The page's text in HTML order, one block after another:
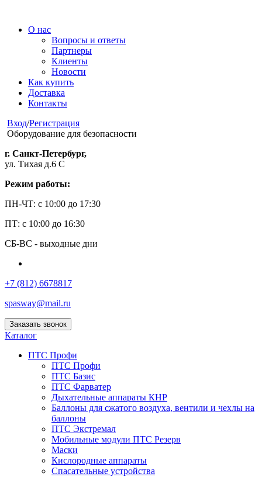
О нас
Вопросы и ответы
Партнеры
Клиенты
Новости
Как купить
Доставка
Контакты
Вход/Регистрация
Оборудование для безопасности
г. Санкт-Петербург,
ул. Тихая д.6 С
Режим работы:
ПН-ЧТ: с 10:00 до 17:30
ПТ: с 10:00 до 16:30
СБ-ВС - выходные дни
+7 (812) 6678817
spasway@mail.ru
Заказать звонок
Каталог
ПТС Профи
ПТС Профи
ПТС Базис
ПТС Фарватер
Дыхательные аппараты КНР
Баллоны для сжатого воздуха, вентили и чехлы на
баллоны
ПТС Экстремал
Мобильные модули ПТС Резерв
Маски
Кислородные аппараты
Спасательные устройства